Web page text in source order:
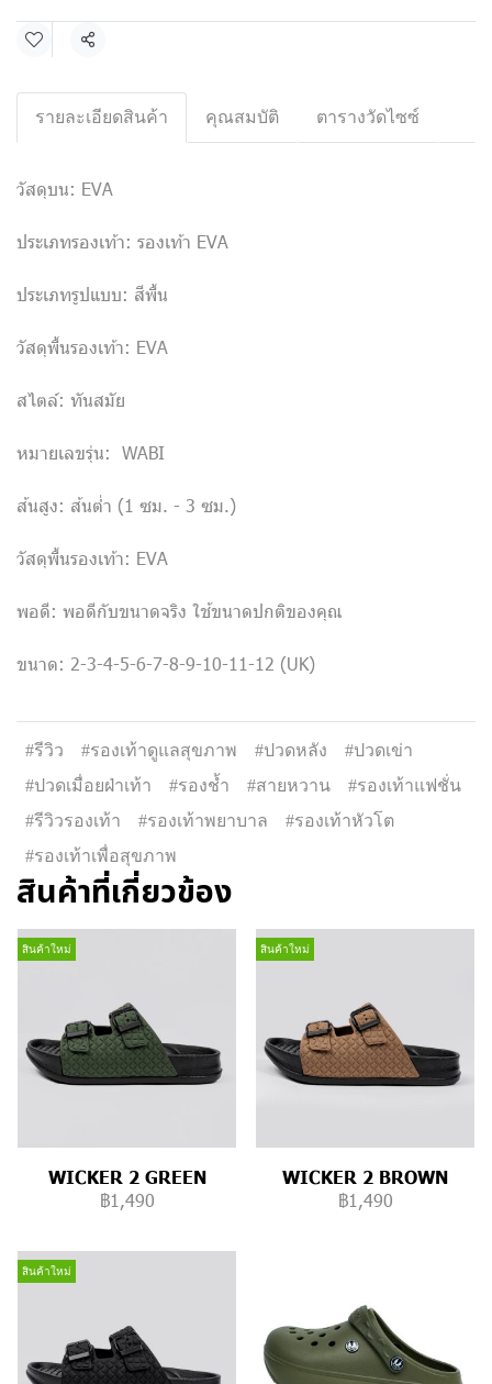
แชร์
รายละเอียดสินค้า คุณสมบัติ ตารางวัดไซซ์
วัสดุบน: EVA
ประเภทรองเท้า: รองเท้า EVA
ประเภทรูปแบบ: สีพื้น
วัสดุพื้นรองเท้า: EVA
สไตล์: ทันสมัย
หมายเลขรุ่น: WABI
ส้นสูง: ส้นต่ำ (1 ซม. - 3 ซม.)
วัสดุพื้นรองเท้า: EVA
พอดี: พอดีกับขนาดจริง ใช้ขนาดปกติของคุณ
ขนาด: 2-3-4-5-6-7-8-9-10-11-12 (UK)
#รีวิว #รองเท้าดูแลสุขภาพ #ปวดหลัง
#ปวดเข่า
#ปวดเมื่อยฝ่าเท้า
#รองช้ำ #สายหวาน
#รองเท้าแฟชั่น
#รีวิวรองเท้า
#รองเท้าพยาบาล
#รองเท้าหัวโต
#รองเท้าเพื่อสุขภาพ
สินค้าที่เกี่ยวข้อง
สินค้าใหม่
WICKER 2 GREEN
฿1,490
สินค้าใหม่
WICKER 2 BROWN
฿1,490
สินค้าใหม่